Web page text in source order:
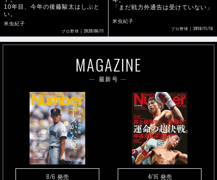
プロ野球 2020/06/11
MAGAZINE
8/6発売 4/16発売
雑誌定期購読のご案内